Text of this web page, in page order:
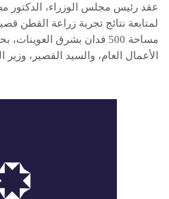
عقد رئيس مجلس الوزراء، الدكتور
لمتابعة نتائج تجربة زراعة القطن
مساحة 500 فدان بشرق
الأعمال العام، والسيد القصير،